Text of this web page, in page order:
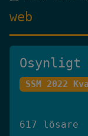
web
Osynligt
SSM 2022
617 lösare